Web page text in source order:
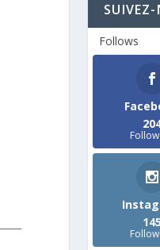
Follows
145